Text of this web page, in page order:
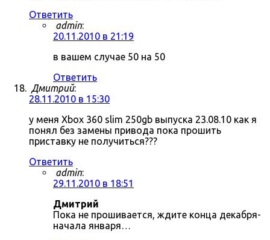
Ответить
admin:
20.11.2010 в 21:19
в вашем случае 50 на 50
Ответить
Дмитрий:
28.11.2010 в 15:30
у меня Xbox 360 slim 250gb выпуска 23.08.10 как я
понял без замены привода пока прошить
приставку не получиться???
Ответить
admin:
29.11.2010 в 18:51
Дмитрий
Пока не прошивается, ждите конца декабря-
начала января…